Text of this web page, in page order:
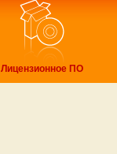
Лицензионное ПО